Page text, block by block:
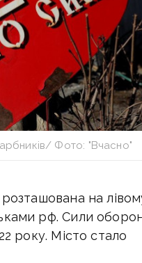
Фото: "Вчасно"
на
рф. Сили
року. Місто стало